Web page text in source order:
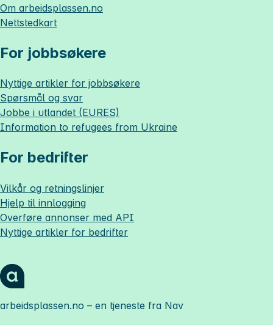
Om arbeidsplassen.no
Nettstedkart
For jobbsøkere
Nyttige artikler for jobbsøkere
Spørsmål og svar
Jobbe i utlandet (EURES)
Information to refugees from Ukraine
For bedrifter
Vilkår og retningslinjer
Hjelp til innlogging
Overføre annonser med API
Nyttige artikler for bedrifter
arbeidsplassen.no – en tjeneste fra Nav